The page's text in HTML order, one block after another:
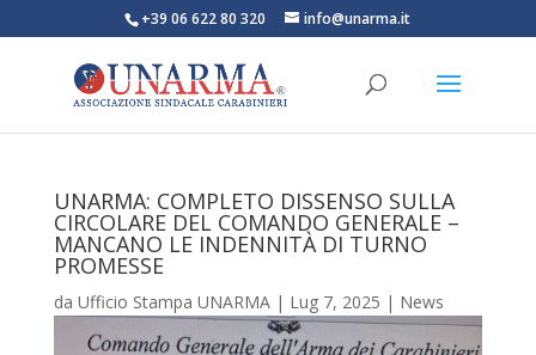
+39 06 622 80 320 info@unarma.it
UNARMA: COMPLETO DISSENSO SULLA
CIRCOLARE DEL COMANDO GENERALE –
MANCANO LE INDENNITÀ DI TURNO
PROMESSE
da Ufficio Stampa UNARMA| Lug 7, 2025 | News